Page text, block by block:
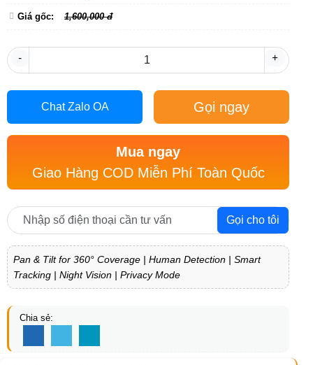
Giá gốc: 1,600,000 đ
- +
Chat Zalo OA Gọi ngay
Mua ngay
Giao Hàng COD Miễn Phí Toàn Quốc
Gọi cho tôi
Pan & Tilt for 360° Coverage | Human Detection | Smart
Tracking | Night Vision | Privacy Mode
Chia sẻ: